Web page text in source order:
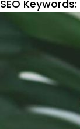
SEO Keywords: